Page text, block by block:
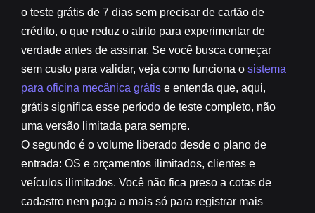
o teste grátis de 7 dias sem precisar de cartão de
crédito, o que reduz o atrito para experimentar de
verdade antes de assinar. Se você busca começar
sem custo para validar, veja como funciona o sistema
para oficina mecânica grátis e entenda que, aqui,
grátis significa esse período de teste completo, não
uma versão limitada para sempre.
O segundo é o volume liberado desde o plano de
entrada: OS e orçamentos ilimitados, clientes e
veículos ilimitados. Você não fica preso a cotas de
cadastro nem paga a mais só para registrar mais